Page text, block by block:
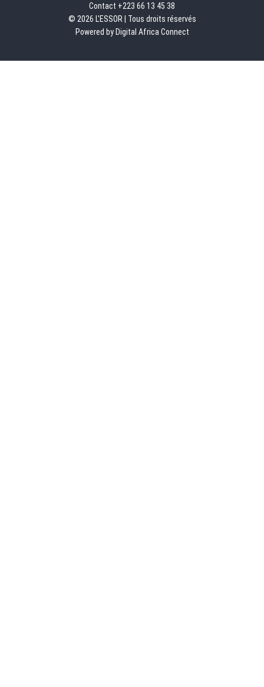
Contact +223 66 13 45 38
© 2026 L'ESSOR | Tous droits réservés
Powered by Digital Africa Connect